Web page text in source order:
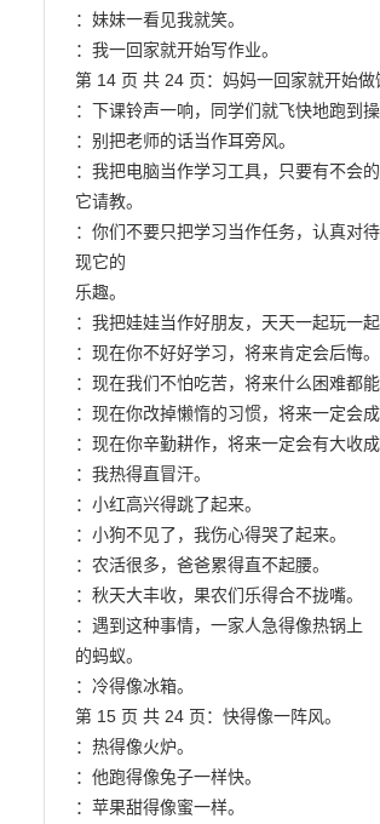
：妹妹一看见我就笑。
：我一回家就开始写作业。
第 14 页 共 24 页：妈妈一回家就开始做
：下课铃声一响，同学们就飞快地跑到操
：别把老师的话当作耳旁风。
：我把电脑当作学习工具，只要有不会
它请教。
：你们不要只把学习当作任务，认真对
现它的
乐趣。
：我把娃娃当作好朋友，天天一起玩一起
：现在你不好好学习，将来肯定会后悔。
：现在我们不怕吃苦，将来什么困难都能
：现在你改掉懒惰的习惯，将来一定会成
：现在你辛勤耕作，将来一定会有大收成
：我热得直冒汗。
：小红高兴得跳了起来。
：小狗不见了，我伤心得哭了起来。
：农活很多，爸爸累得直不起腰。
：秋天大丰收，果农们乐得合不拢嘴。
：遇到这种事情，一家人急得像热锅上
的蚂蚁。
：冷得像冰箱。
第 15 页 共 24 页：快得像一阵风。
：热得像火炉。
：他跑得像兔子一样快。
：苹果甜得像蜜一样。